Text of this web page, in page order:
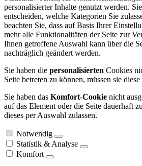
personalisierter Inhalte genutzt werden.
entscheiden, welche Kategorien Sie
beachten Sie, dass auf Basis Ihrer
mehr alle Funktionalitäten der Seite zur
Ihnen getroffene Auswahl kann über die
nachträglich geändert werden.
Sie haben die personalisierten Cookies
Seite betreten zu können, müssen sie
Sie haben das Komfort-Cookie nicht
auf das Element oder die Seite dauerhaft
dieses per Auswahl zulassen.
Notwendig
Statistik & Analyse
Komfort